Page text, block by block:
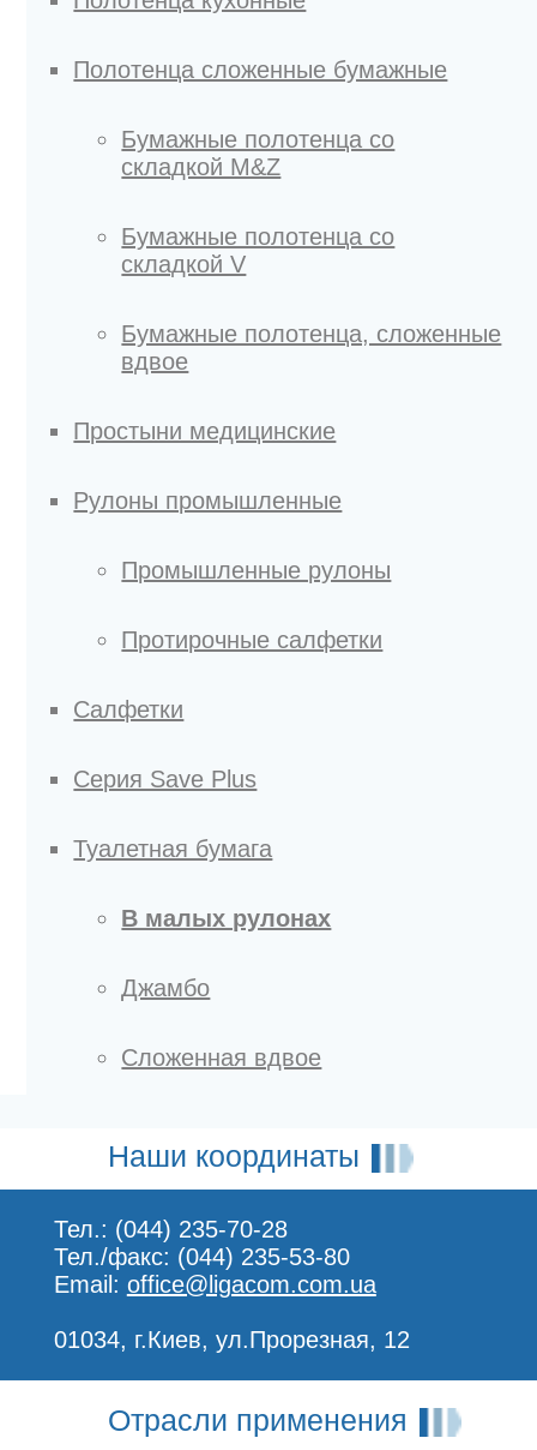
Полотенца сложенные бумажные
Бумажные полотенца со
складкой M&Z
Бумажные полотенца со
складкой V
Бумажные полотенца, сложенные
вдвое
Простыни медицинские
Рулоны промышленные
Промышленные рулоны
Протирочные салфетки
Салфетки
Серия Save Plus
Туалетная бумага
В малых рулонах
Джамбо
Сложенная вдвое
Наши координаты
Тел.: (044) 235-70-28
Тел./факс: (044) 235-53-80
Email: office@ligacom.com.ua
01034, г.Киев, ул.Прорезная, 12
Отрасли применения